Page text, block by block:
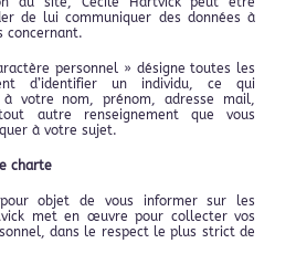
de lui communiquer des données à
concernant.
personnel » désigne toutes les
d’identifier un individu, ce qui
à votre nom, prénom, adresse mail,
autre renseignement que vous
à votre sujet.
charte
objet de vous informer sur les
met en œuvre pour collecter vos
dans le respect le plus strict de